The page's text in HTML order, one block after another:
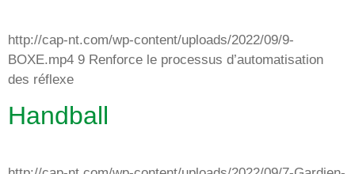
http://cap-nt.com/wp-content/uploads/2022/09/9-
BOXE.mp4 9 Renforce le processus d’automatisation
des réflexe
Handball